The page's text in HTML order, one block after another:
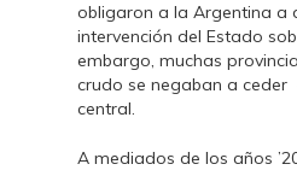
obligaron a la Argentina a
intervención del Estado
embargo, muchas
crudo se negaban a
central.
A mediados de los años